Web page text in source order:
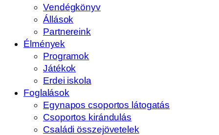
Vendégkönyv
Állások
Partnereink
Élmények
Programok
Játékok
Erdei iskola
Foglalások
Egynapos csoportos látogatás
Csoportos kirándulás
Családi összejövetelek